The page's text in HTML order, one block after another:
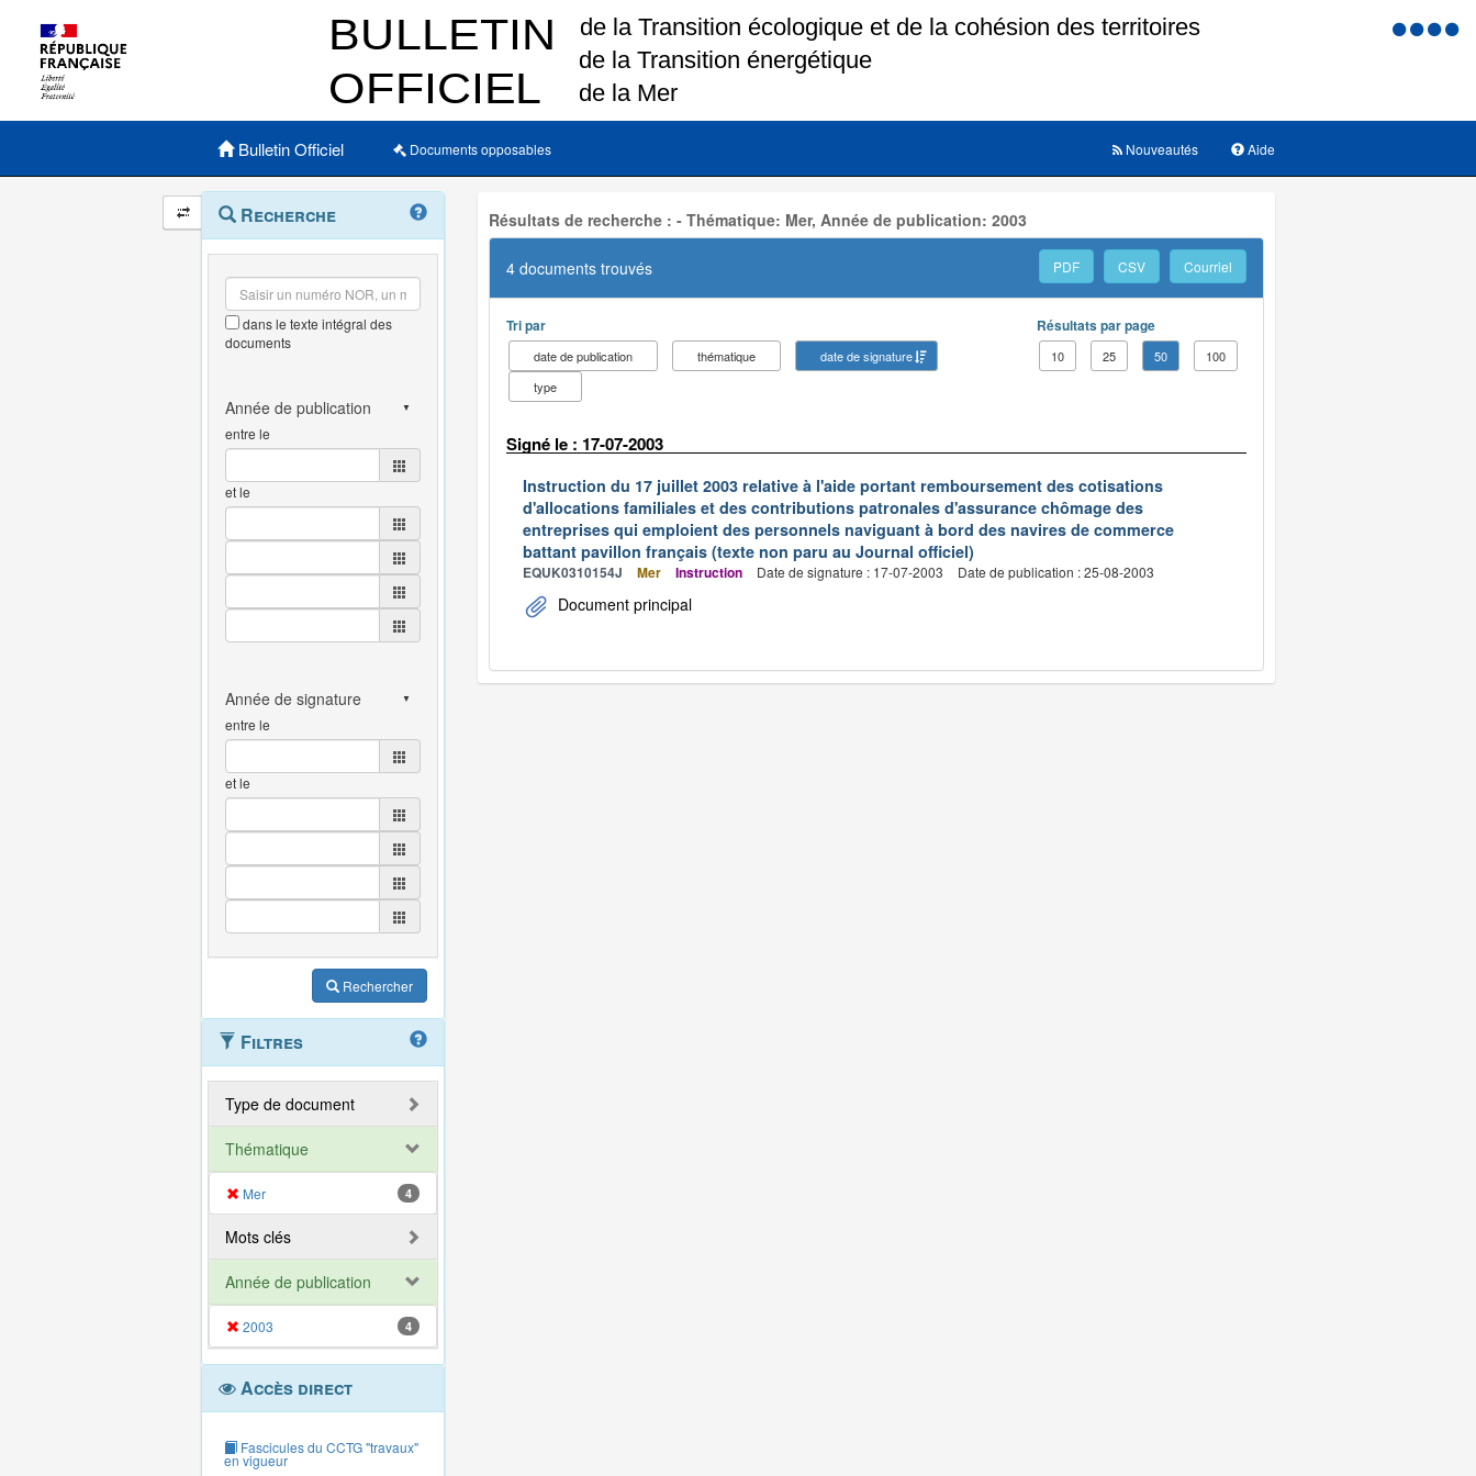
Menu
Menu principal
Bulletin Officiel Documents opposables Aide
Nouveautés
Navigation
et
outils
annexes
Menu
contextuel
Recherche
dans le texte intégral des
documents
entre le
et le
entre le
et le
Rechercher
Filtres
Type de document
Thématique
Mer 4
Mots clés
Année de publication
2003 4
Accès direct
Fascicules du CCTG "travaux"
en vigueur
Résultats de recherche : - Thématique: Mer, Année de publication: 2003
4 documents trouvés PDF CSV Courriel
Tri par
date de publication thématique
date de signature
type
Résultats par page
10 25 50 100
Signé le : 17-07-2003
Instruction du 17 juillet 2003 relative à l'aide portant remboursement des cotisations
d'allocations familiales et des contributions patronales d'assurance chômage des
entreprises qui emploient des personnels naviguant à bord des navires de commerce
battant pavillon français (texte non paru au Journal officiel)
EQUK0310154J Mer Instruction Date de signature : 17-07-2003 Date de publication : 25-08-2003
Document principal